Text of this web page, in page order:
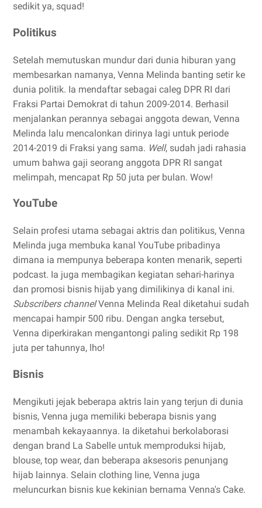
sedikit ya, squad!
Politikus
Setelah memutuskan mundur dari dunia hiburan yang
membesarkan namanya, Venna Melinda banting setir ke
dunia politik. Ia mendaftar sebagai caleg DPR RI dari
Fraksi Partai Demokrat di tahun 2009-2014. Berhasil
menjalankan perannya sebagai anggota dewan, Venna
Melinda lalu mencalonkan dirinya lagi untuk periode
2014-2019 di Fraksi yang sama. Well, sudah jadi rahasia
umum bahwa gaji seorang anggota DPR RI sangat
melimpah, mencapat Rp 50 juta per bulan. Wow!
YouTube
Selain profesi utama sebagai aktris dan politikus, Venna
Melinda juga membuka kanal YouTube pribadinya
dimana ia mempunya beberapa konten menarik, seperti
podcast. Ia juga membagikan kegiatan sehari-harinya
dan promosi bisnis hijab yang dimilikinya di kanal ini.
Subscribers channelVenna Melinda Real diketahui sudah
mencapai hampir 500 ribu. Dengan angka tersebut,
Venna diperkirakan mengantongi paling sedikit Rp 198
juta per tahunnya, lho!
Bisnis
Mengikuti jejak beberapa aktris lain yang terjun di dunia
bisnis, Venna juga memiliki beberapa bisnis yang
menambah kekayaannya. Ia diketahui berkolaborasi
dengan brand La Sabelle untuk memproduksi hijab,
blouse, top wear, dan beberapa aksesoris penunjang
hijab lainnya. Selain clothing line, Venna juga
meluncurkan bisnis kue kekinian bernama Venna's Cake.